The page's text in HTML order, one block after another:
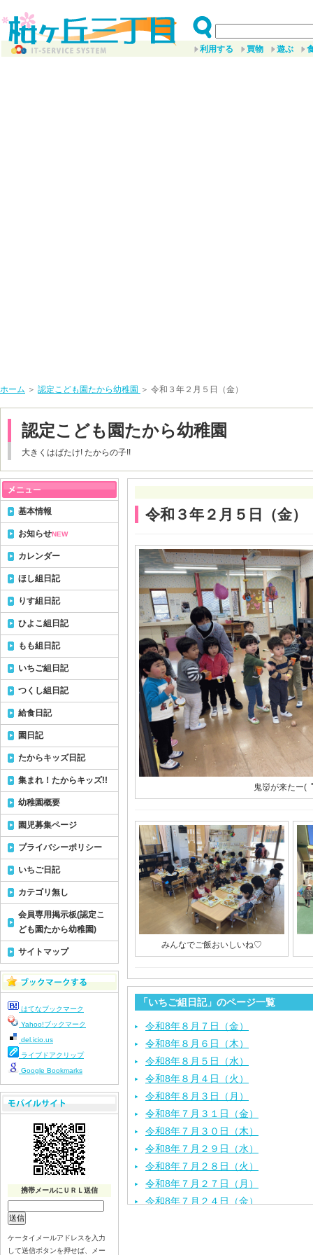
利用する 買物 遊ぶ
ホーム ＞ 認定こども園たから幼稚園 ＞ 令和３年２月５日（金）
認定こども園たから幼稚園
大きくはばたけ! たからの子!!
令和３年２月５日（金）
鬼👹が来たー(
みんなでご飯おいしいね♡
「いちご組日記」のページ一覧
令和8年８月７日（金）
令和8年８月６日（木）
令和8年８月５日（水）
令和8年８月４日（火）
令和8年８月３日（月）
令和8年７月３１日（金）
令和8年７月３０日（木）
令和8年７月２９日（水）
令和8年７月２８日（火）
令和8年７月２７日（月）
令和8年７月２４日（金）
基本情報
お知らせNEW
カレンダー
ほし組日記
りす組日記
ひよこ組日記
もも組日記
いちご組日記
つくし組日記
給食日記
園日記
たからキッズ日記
集まれ！たからキッズ!!
幼稚園概要
園児募集ページ
プライバシーポリシー
いちご日記
カテゴリ無し
会員専用掲示板(認定こ
ども園たから幼稚園)
サイトマップ
はてなブックマーク
Yahoo!ブックマーク
del.icio.us
ライブドアクリップ
Google Bookmarks
携帯メールにＵＲＬ送信
ケータイメールアドレスを入力
して送信ボタンを押せば、メー